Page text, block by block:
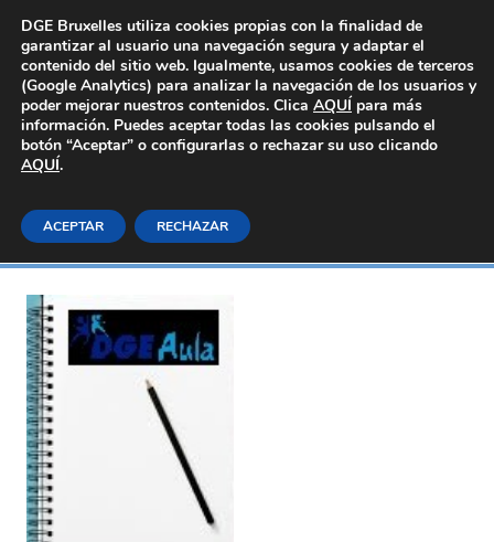
Área Privada
Sanidad
DGE Bruxelles utiliza cookies propias con la finalidad de
garantizar al usuario una navegación segura y adaptar el
contenido del sitio web. Igualmente, usamos cookies de terceros
(Google Analytics) para analizar la navegación de los usuarios y
poder mejorar nuestros contenidos. Clica AQUÍ para más
información. Puedes aceptar todas las cookies pulsando el
botón “Aceptar” o configurarlas o rechazar su uso clicando
AQUÍ.
ACEPTAR RECHAZAR